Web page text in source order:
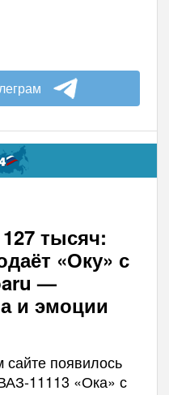
тысяч:
«Оку» с
—
и эмоции
появилось
11113 «Ока» с